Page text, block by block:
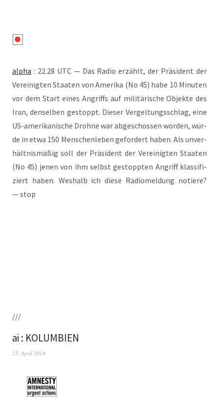
alpha : 22.28 UTC — Das Radio erzählt, der Prä­si­dent der
Ver­ei­nig­ten Staa­ten von Ame­ri­ka (No 45) habe 10 Minu­ten
vor dem Start eines Angriffs auf mili­tä­ri­sche Objek­te des
Iran, den­sel­ben gestoppt. Die­ser Ver­gel­tungs­schlag, eine
US-ame­ri­ka­ni­sche Droh­ne war abge­schos­sen wor­den, wür­
de in etwa 150 Men­schen­le­ben gefor­dert haben. Als unver­
hält­nis­mä­ßig soll der Prä­si­dent der Ver­ei­nig­ten Staa­ten
(No 45) jenen von ihm selbst gestopp­ten Angriff klas­si­fi­
ziert haben. Wes­halb ich die­se Radio­mel­dung notie­re?
— stop
///
ai : KOLUMBIEN
25. April 2019